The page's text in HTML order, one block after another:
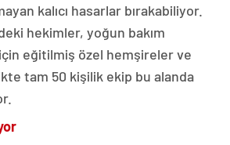
kalıcı hasarlar bırakabiliyor.
hekimler, yoğun bakım
eğitilmiş özel hemşireler ve
tam 50 kişilik ekip bu alanda